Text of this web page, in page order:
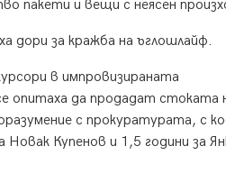
пакети и вещи с неясен
дори за кражба на ъглошлайф.
в импровизираната
опитаха да продадат стоката
с прокуратурата, с
Купенов и 1,5 години за